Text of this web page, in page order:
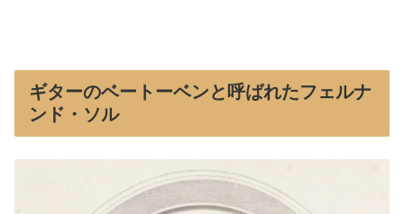
ギターのベートーベンと呼ばれたフェルナ
ンド・ソル